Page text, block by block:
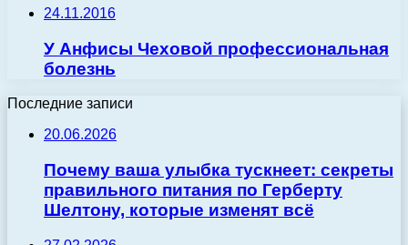
24.11.2016
У Анфисы Чеховой профессиональная
болезнь
Последние записи
20.06.2026
Почему ваша улыбка тускнеет: секреты
правильного питания по Герберту
Шелтону, которые изменят всё